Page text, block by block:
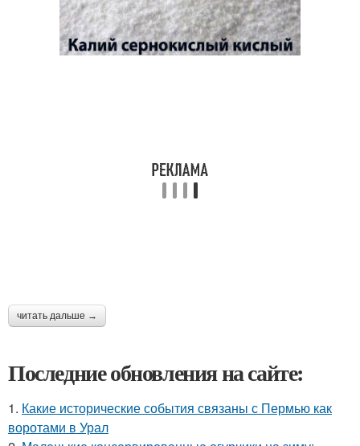
читать дальше →
Последние обновления на сайте:
1. Какие исторические события связаны с Пермью как
воротами в Урал